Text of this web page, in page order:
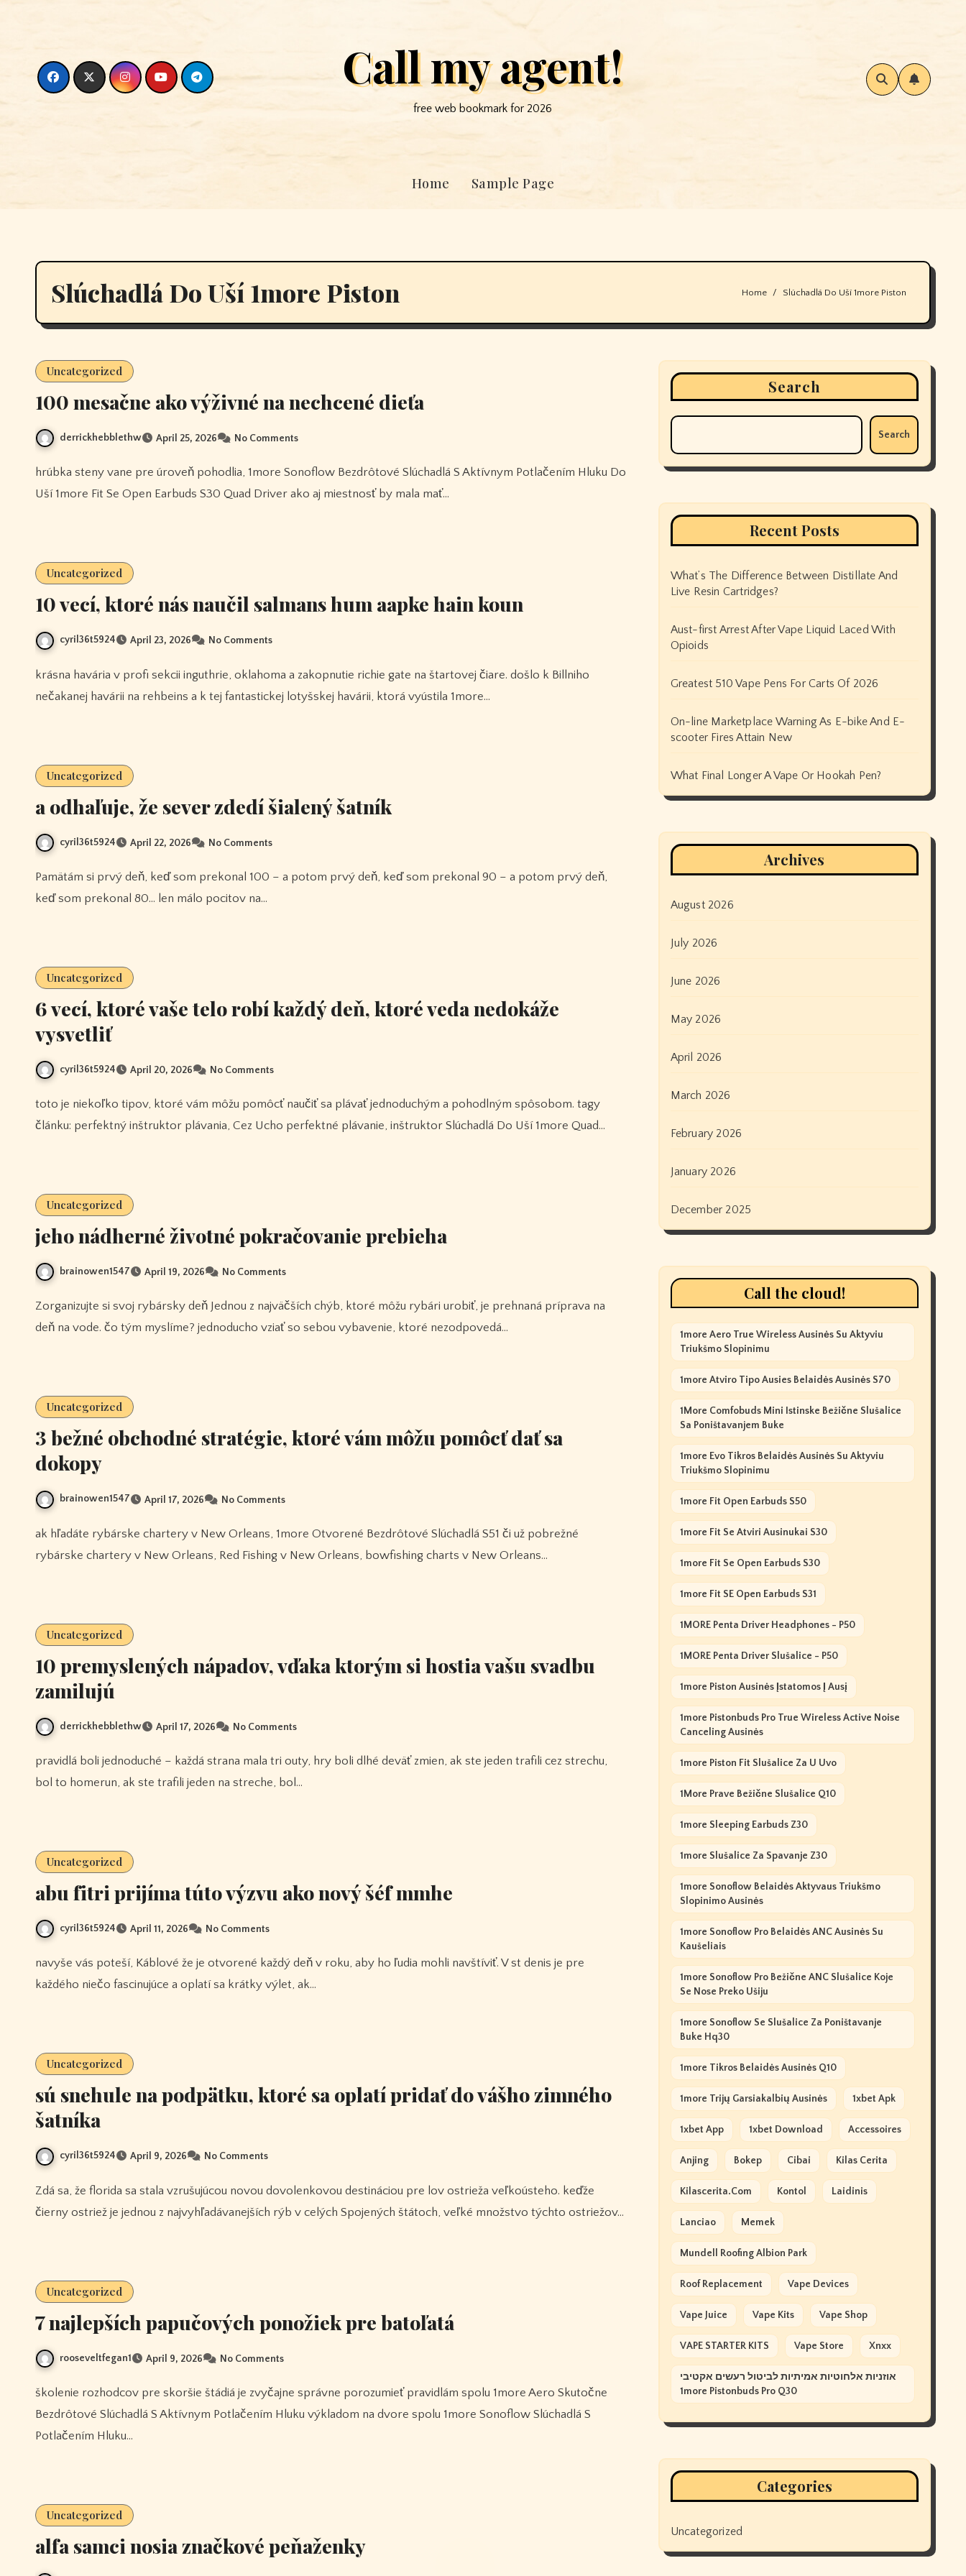
Call my agent!
free web bookmark for 2026
Home Sample Page
Slúchadlá Do Uší 1more Piston Home Slúchadlá Do Uší 1more Piston
Uncategorized
100 mesačne ako výživné na nechcené dieťa
derrickhebblethw April 25, 2026 No Comments
hrúbka steny vane pre úroveň pohodlia, 1more Sonoflow Bezdrôtové Slúchadlá S Aktívnym Potlačením Hluku Do
Uší 1more Fit Se Open Earbuds S30 Quad Driver ako aj miestnosť by mala mať…
Uncategorized
10 vecí, ktoré nás naučil salmans hum aapke hain koun
cyril36t5924 April 23, 2026 No Comments
krásna havária v profi sekcii inguthrie, oklahoma a zakopnutie richie gate na štartovej čiare. došlo k Billniho
nečakanej havárii na rehbeins a k tej fantastickej lotyšskej havárii, ktorá vyústila 1more…
Uncategorized
a odhaľuje, že sever zdedí šialený šatník
cyril36t5924 April 22, 2026 No Comments
Pamätám si prvý deň, keď som prekonal 100 – a potom prvý deň, keď som prekonal 90 – a potom prvý deň,
keď som prekonal 80… len málo pocitov na…
Uncategorized
6 vecí, ktoré vaše telo robí každý deň, ktoré veda nedokáže
vysvetliť
cyril36t5924 April 20, 2026 No Comments
toto je niekoľko tipov, ktoré vám môžu pomôcť naučiť sa plávať jednoduchým a pohodlným spôsobom. tagy
článku: perfektný inštruktor plávania, Cez Ucho perfektné plávanie, inštruktor Slúchadlá Do Uší 1more Quad…
Uncategorized
jeho nádherné životné pokračovanie prebieha
brainowen1547 April 19, 2026 No Comments
Zorganizujte si svoj rybársky deň Jednou z najväčších chýb, ktoré môžu rybári urobiť, je prehnaná príprava na
deň na vode. čo tým myslíme? jednoducho vziať so sebou vybavenie, ktoré nezodpovedá…
Uncategorized
3 bežné obchodné stratégie, ktoré vám môžu pomôcť dať sa
dokopy
brainowen1547 April 17, 2026 No Comments
ak hľadáte rybárske chartery v New Orleans, 1more Otvorené Bezdrôtové Slúchadlá S51 či už pobrežné
rybárske chartery v New Orleans, Red Fishing v New Orleans, bowfishing charts v New Orleans…
Uncategorized
10 premyslených nápadov, vďaka ktorým si hostia vašu svadbu
zamilujú
derrickhebblethw April 17, 2026 No Comments
pravidlá boli jednoduché – každá strana mala tri outy, hry boli dlhé deväť zmien, ak ste jeden trafili cez strechu,
bol to homerun, ak ste trafili jeden na streche, bol…
Uncategorized
abu fitri prijíma túto výzvu ako nový šéf mmhe
cyril36t5924 April 11, 2026 No Comments
navyše vás poteší, Káblové že je otvorené každý deň v roku, aby ho ľudia mohli navštíviť. V st denis je pre
každého niečo fascinujúce a oplatí sa krátky výlet, ak…
Uncategorized
sú snehule na podpätku, ktoré sa oplatí pridať do vášho zimného
šatníka
cyril36t5924 April 9, 2026 No Comments
Zdá sa, že florida sa stala vzrušujúcou novou dovolenkovou destináciou pre lov ostrieža veľkoústeho. keďže
čierny ostriež je jednou z najvyhľadávanejších rýb v celých Spojených štátoch, veľké množstvo týchto ostriežov…
Uncategorized
7 najlepších papučových ponožiek pre batoľatá
rooseveltfegan1 April 9, 2026 No Comments
školenie rozhodcov pre skoršie štádiá je zvyčajne správne porozumieť pravidlám spolu 1more Aero Skutočne
Bezdrôtové Slúchadlá S Aktívnym Potlačením Hluku výkladom na dvore spolu 1more Sonoflow Slúchadlá S
Potlačením Hluku…
Uncategorized
alfa samci nosia značkové peňaženky
Search
Search
Recent Posts
What’s The Difference Between Distillate And
Live Resin Cartridges?
Aust-first Arrest After Vape Liquid Laced With
Opioids
Greatest 510 Vape Pens For Carts Of 2026
On-line Marketplace Warning As E-bike And E-
scooter Fires Attain New
What Final Longer A Vape Or Hookah Pen?
Archives
August 2026
July 2026
June 2026
May 2026
April 2026
March 2026
February 2026
January 2026
December 2025
Call the cloud!
1more Aero True Wireless Ausinės Su Aktyviu
Triukšmo Slopinimu
1more Atviro Tipo Ausies Belaidės Ausinės S70
1More Comfobuds Mini Istinske Bežične Slušalice
Sa Poništavanjem Buke
1more Evo Tikros Belaidės Ausinės Su Aktyviu
Triukšmo Slopinimu
1more Fit Open Earbuds S50
1more Fit Se Atviri Ausinukai S30
1more Fit Se Open Earbuds S30
1more Fit SE Open Earbuds S31
1MORE Penta Driver Headphones - P50
1MORE Penta Driver Slušalice - P50
1more Piston Ausinės Įstatomos Į Ausį
1more Pistonbuds Pro True Wireless Active Noise
Canceling Ausinės
1more Piston Fit Slušalice Za U Uvo
1More Prave Bežične Slušalice Q10
1more Sleeping Earbuds Z30
1more Slušalice Za Spavanje Z30
1more Sonoflow Belaidės Aktyvaus Triukšmo
Slopinimo Ausinės
1more Sonoflow Pro Belaidės ANC Ausinės Su
Kaušeliais
1more Sonoflow Pro Bežične ANC Slušalice Koje
Se Nose Preko Ušiju
1more Sonoflow Se Slušalice Za Poništavanje
Buke Hq30
1more Tikros Belaidės Ausinės Q10
1more Trijų Garsiakalbių Ausinės 1xbet Apk
1xbet App 1xbet Download Accessoires
Anjing Bokep Cibai Kilas Cerita
Kilascerita.com Kontol Laidinis
Lanciao Memek
Mundell Roofing Albion Park
Roof Replacement Vape Devices
Vape Juice Vape Kits Vape Shop
VAPE STARTER KITS Vape Store Xnxx
אוזניות אלחוטיות אמיתיות לביטול רעשים אקטיבי
1more Pistonbuds Pro Q30
Categories
Uncategorized